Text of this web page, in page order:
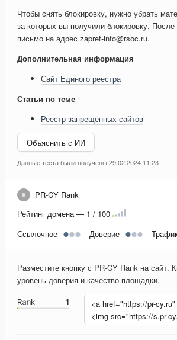
Чтобы снять блокировку, нужно убрать
за которых вы получили блокировку. После
письмо на адрес zapret-info@rsoc.ru.
Дополнительная информация
Сайт Единого реестра
Статьи по теме
Реестр запрещённых сайтов
Объяснить с ИИ
Данные теста были получены 29.02.2024 11:23
PR-CY Rank
Рейтинг домена — 1 / 100
Ссылочное
Доверие
Разместите кнопку с PR-CY Rank на сайт.
уровень доверия и качество площадки.